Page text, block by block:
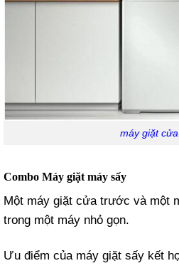
máy giặt
Combo Máy giặt máy sấy
Một máy giặt cửa trước và một
trong một máy nhỏ gọn.
Ưu điểm của máy giặt sấy kết